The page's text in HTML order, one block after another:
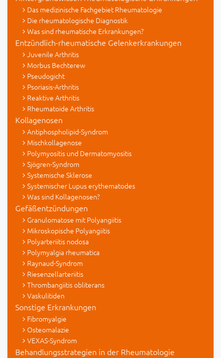
Das medizinische Fachgebiet Rheumatologie
Die rheumatologische Diagnostik
Was sind rheumatische Erkrankungen?
Entzündlich-rheumatische Gelenkerkrankungen
Juvenile Arthritis
Morbus Bechterew
Pseudogicht
Psoriasis-Arthritis
Reaktive Arthritis
Rheumatoide Arthritis
Kollagenosen
Antiphospholipid-Syndrom
Mischkollagenose
Polymyositis und Dermatomyositis
Sjögren-Syndrom
Systemische Sklerose
Systemischer Lupus erythematodes
Was sind Kollagenosen?
Gefäßentzündungen
Granulomatose mit Polyangiitis
Mikroskopische Polyangiitis
Polyarteriitis nodosa
Polymyalgia rheumatica
Raynaud-Syndrom
Riesenzellarteriitis
Thrombangiitis obliterans
Vaskulitiden
Sonstige Erkrankungen
Fibromyalgie
Osteomalazie
VEXAS-Syndrom
Behandlungsstrategien in der Rheumatologie